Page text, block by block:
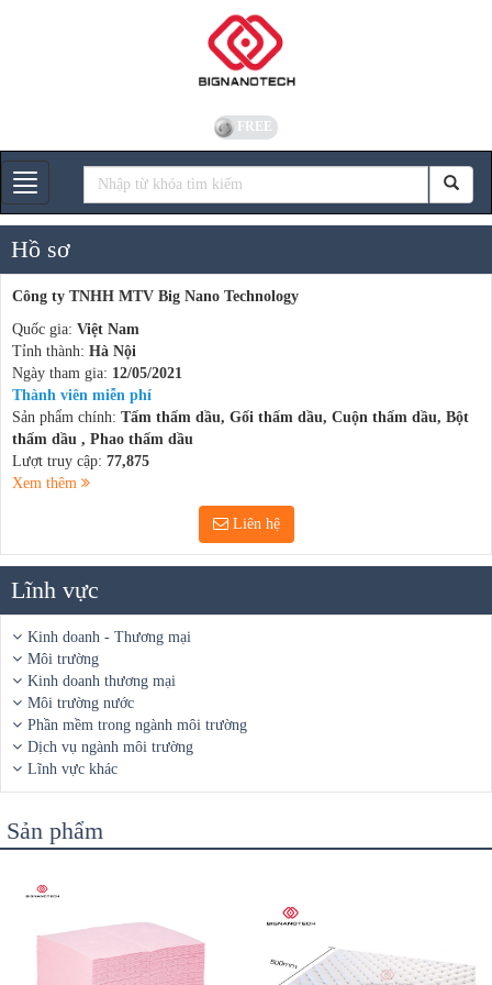
FREE
Gian hàng
Hồ sơ
Công ty TNHH MTV Big Nano Technology
Quốc gia: Việt Nam
Tỉnh thành: Hà Nội
Ngày tham gia: 12/05/2021
Thành viên miễn phí
Sản phẩm chính: Tấm thấm dầu, Gối thấm dầu, Cuộn thấm dầu, Bột
thấm dầu , Phao thấm dầu
Lượt truy cập: 77,875
Xem thêm
Liên hệ
Lĩnh vực
Kinh doanh - Thương mại
Môi trường
Kinh doanh thương mại
Môi trường nước
Phần mềm trong ngành môi trường
Dịch vụ ngành môi trường
Lĩnh vực khác
Sản phẩm